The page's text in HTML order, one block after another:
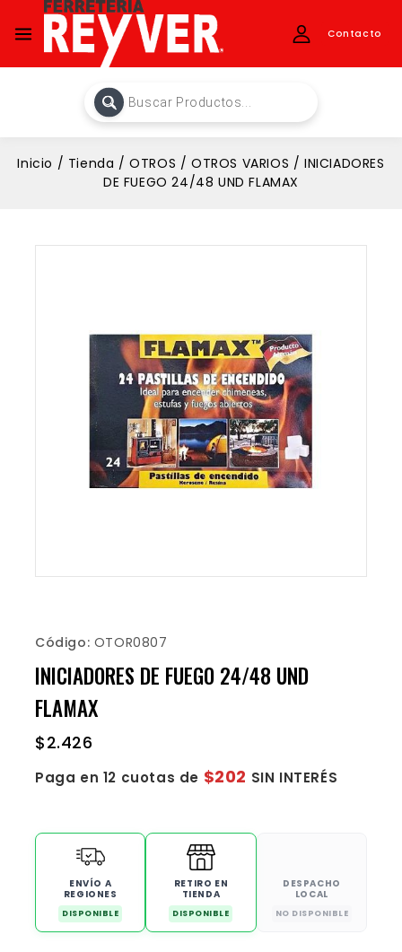
Contacto
Inicio / Tienda / OTROS / OTROS VARIOS / INICIADORES
DE FUEGO 24/48 UND FLAMAX
Código: OTOR0807
INICIADORES DE FUEGO 24/48 UND
FLAMAX
$2.426
Paga en 12 cuotas de $202 SIN INTERÉS
ENVÍO A
REGIONES
DISPONIBLE
RETIRO EN
TIENDA
DISPONIBLE
DESPACHO
LOCAL
NO DISPONIBLE